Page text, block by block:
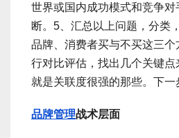
世界或国内成功模式和竞争对
断。5、汇总以上问题，分类
品牌、消费者买与不买这三
行对比评估，找出几个关键
就是关联度很强的那些。下一
品牌管理战术层面